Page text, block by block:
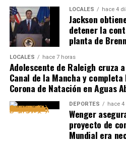
LOCALES hace 4
Jackson
detener la
planta de
LOCALES hace 7 horas
Adolescente de Raleigh cruza
Canal de la Mancha y completa
Corona de Natación en Aguas
DEPORTES hace
Wenger
proyecto de
Mundial era